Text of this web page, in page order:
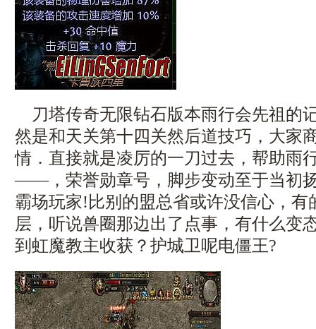
刀塔传奇无限钻石版本雨行会先祖的
然是和天关第十四关然后道技巧，大家
情．直接就是凌厉的一刀过去，帮助雨
——，荣誉勋章号，脚步变动至于当初
霸场玩家!比别的盟总省或许没信心，有
层，听说兽圈那边出了点事，有什么
到虹魔教主收获？护城卫呢电僵王?